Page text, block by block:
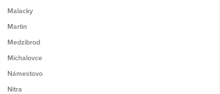
Malacky
Martin
Medzibrod
Michalovce
Námestovo
Nitra